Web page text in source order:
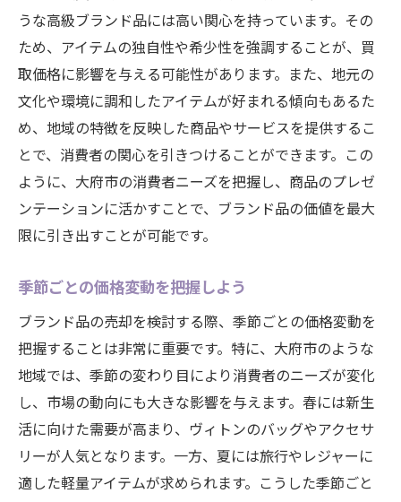
うな高級ブランド品には高い関心を持っています。その
ため、アイテムの独自性や希少性を強調することが、買
取価格に影響を与える可能性があります。また、地元の
文化や環境に調和したアイテムが好まれる傾向もあるた
め、地域の特徴を反映した商品やサービスを提供するこ
とで、消費者の関心を引きつけることができます。この
ように、大府市の消費者ニーズを把握し、商品のプレゼ
ンテーションに活かすことで、ブランド品の価値を最大
限に引き出すことが可能です。
季節ごとの価格変動を把握しよう
ブランド品の売却を検討する際、季節ごとの価格変動を
把握することは非常に重要です。特に、大府市のような
地域では、季節の変わり目により消費者のニーズが変化
し、市場の動向にも大きな影響を与えます。春には新生
活に向けた需要が高まり、ヴィトンのバッグやアクセサ
リーが人気となります。一方、夏には旅行やレジャーに
適した軽量アイテムが求められます。こうした季節ごと